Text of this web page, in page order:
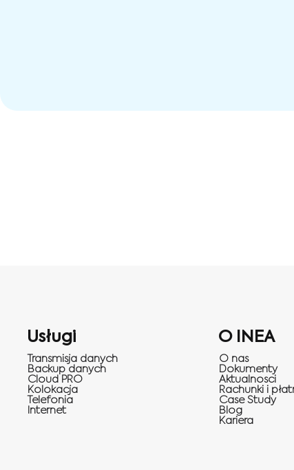
Usługi
Transmisja danych
Backup danych
Cloud PRO
Kolokacja
Telefonia
Internet
O INEA
O nas
Dokumenty
Aktualnosci
Rachunki i
Case Study
Blog
Kariera